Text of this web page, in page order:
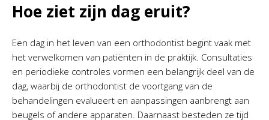
Hoe ziet zijn dag eruit?
Een dag in het leven van een orthodontist begint vaak met
het verwelkomen van patiënten in de praktijk. Consultaties
en periodieke controles vormen een belangrijk deel van de
dag, waarbij de orthodontist de voortgang van de
behandelingen evalueert en aanpassingen aanbrengt aan
beugels of andere apparaten. Daarnaast besteden ze tijd